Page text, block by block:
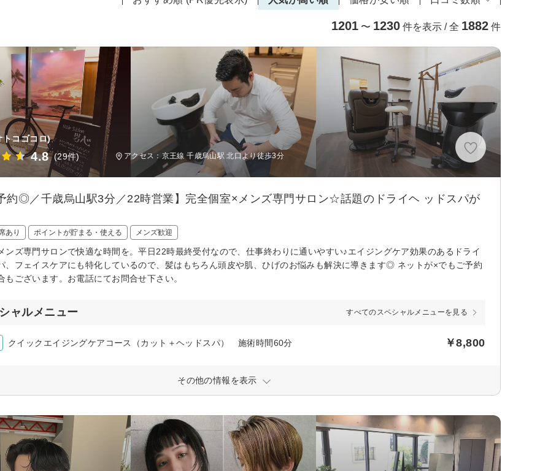
1201 〜 1230 件を表示 / 全 1882 件
トコゴコロ)
4.8 (29件) アクセス：京王線 千歳烏山駅 北口より徒歩3分
約◎／千歳烏山駅3分／22時営業】完全個室×メンズ専門サロン☆話題のドライヘ ッドスパが
あり ポイントが貯まる・使える メンズ歓迎
ンズ専門サロンで快適な時間を。平日22時最終受付なので、仕事終わりに通いやすい♪エイジングケア効果のあるドライ
、フェイスケアにも特化しているので、髪はもちろん頭皮や肌、ひげのお悩みも解決に導きます◎ ネットが×でもご予約
もございます。お電話にてお問合せ下さい。
ャルメニュー すべてのスペシャルメニューを見る
クイックエイジングケアコース（カット＋ヘッドスパ） 施術時間60分 ￥8,800
その他の情報を表示